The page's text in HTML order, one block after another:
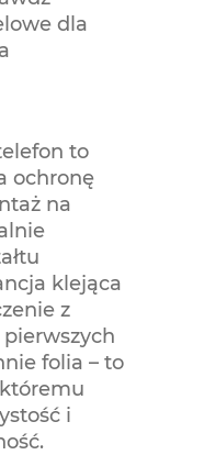
dla
to
ochronę
na
klejąca
z
pierwszych
folia – to
i